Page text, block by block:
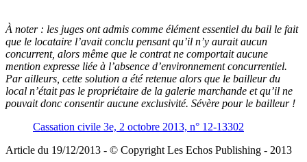
À noter : les juges ont admis comme élément essentiel du bail le fait
que le locataire l’avait conclu pensant qu’il n’y aurait aucun
concurrent, alors même que le contrat ne comportait aucune
mention expresse liée à l’absence d’environnement concurrentiel.
Par ailleurs, cette solution a été retenue alors que le bailleur du
local n’était pas le propriétaire de la galerie marchande et qu’il ne
pouvait donc consentir aucune exclusivité. Sévère pour le bailleur !
Cassation civile 3e, 2 octobre 2013, n° 12-13302
Article du 19/12/2013 - © Copyright Les Echos Publishing - 2013